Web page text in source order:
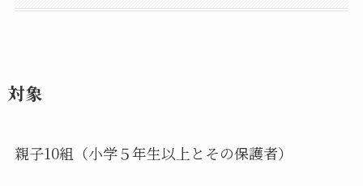
対象
親子10組（小学５年生以上とその保護者）